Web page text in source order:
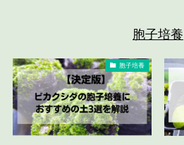
胞子培養
胞子培養